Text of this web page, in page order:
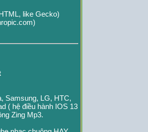
like Gecko)
Samsung, LG, HTC,
( hệ điều hành IOS 13
Zing Mp3.